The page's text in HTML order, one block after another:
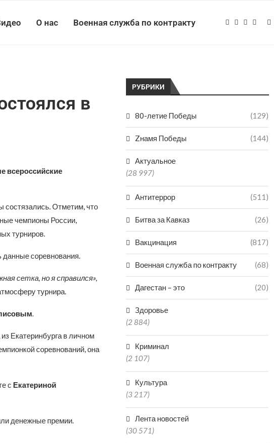
О нас Военная служба по контракту
в
всероссийские
состязались. Отметим, что
чемпионы России,
турниров.
данные соревнования.
сетка, но я справился»,
турнира.
.
из Екатеринбурга в личном
соревнований, она
с Екатериной
денежные премии.
РУБРИКИ
80-летие Победы (129)
Zнамя Победы (144)
Актуальное
(28 997)
Антитеррор (511)
Битва за Кавказ (26)
Вакцинация (817)
Военная служба по контракту (68)
Дагестан – это (20)
Здоровье
(2 884)
Криминал
(2 107)
Культура
(3 217)
Лента новостей
(30 571)